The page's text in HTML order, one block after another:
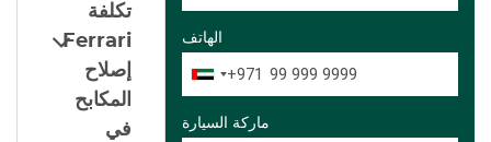
تكلفة
Ferrari
إصلاح
المكابح
في
الهاتف
+971
ماركة السيارة